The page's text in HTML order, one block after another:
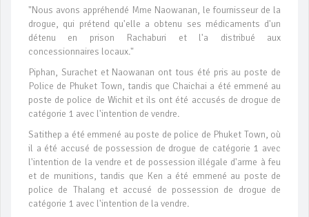
"Nous avons appréhendé Mme Naowanan, le fournisseur de la
drogue, qui prétend qu'elle a obtenu ses médicaments d'un
détenu en prison Rachaburi et l'a distribué aux
concessionnaires locaux."
Piphan, Surachet et Naowanan ont tous été pris au poste de
Police de Phuket Town, tandis que Chaichai a été emmené au
poste de police de Wichit et ils ont été accusés de drogue de
catégorie 1 avec l'intention de vendre.
Satithep a été emmené au poste de police de Phuket Town, où
il a été accusé de possession de drogue de catégorie 1 avec
l'intention de la vendre et de possession illégale d'arme à feu
et de munitions, tandis que Ken a été emmené au poste de
police de Thalang et accusé de possession de drogue de
catégorie 1 avec l'intention de la vendre.